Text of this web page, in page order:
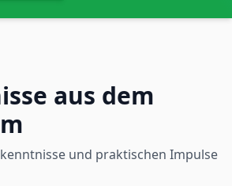
aus dem
und praktischen Impulse